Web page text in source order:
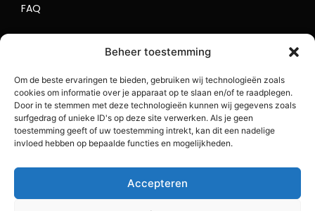
Beheer toestemming
Om de beste ervaringen te bieden, gebruiken wij technologieën zoals
cookies om informatie over je apparaat op te slaan en/of te raadplegen.
Door in te stemmen met deze technologieën kunnen wij gegevens zoals
surfgedrag of unieke ID's op deze site verwerken. Als je geen
toestemming geeft of uw toestemming intrekt, kan dit een nadelige
invloed hebben op bepaalde functies en mogelijkheden.
Accepteren
FAQ
Lokaal Adverteren
Sitemap